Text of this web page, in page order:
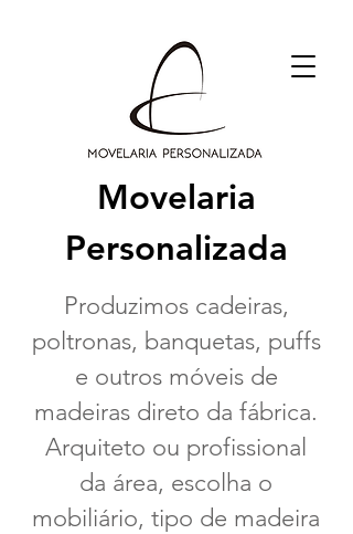
Movelaria
Personalizada
Produzimos cadeiras,
poltronas, banquetas, puffs
e outros móveis de
madeiras direto da fábrica.
Arquiteto ou profissional
da área, escolha o
mobiliário, tipo de madeira